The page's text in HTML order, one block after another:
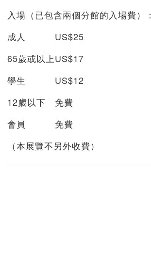
入場（已包含兩個分館的入場費）：
成人
US$25
65歲或以上US$17
學生
US$12
12歲以下
免費
會員
免費
（本展覽不另外收費）